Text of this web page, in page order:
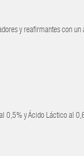
y reafirmantes con un
0,5% y Ácido Láctico al